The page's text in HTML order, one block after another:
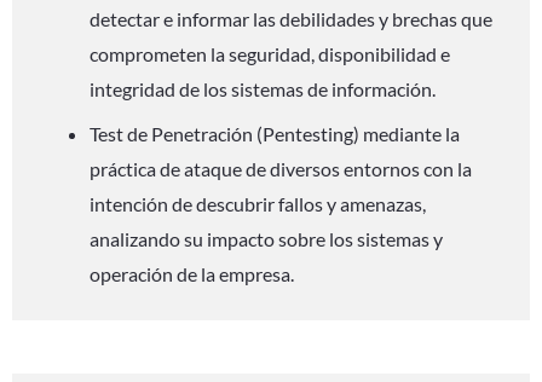
detectar e informar las debilidades y brechas que
comprometen la seguridad, disponibilidad e
integridad de los sistemas de información.
Test de Penetración (Pentesting) mediante la
práctica de ataque de diversos entornos con la
intención de descubrir fallos y amenazas,
analizando su impacto sobre los sistemas y
operación de la empresa.